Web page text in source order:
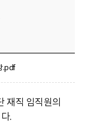
.pdf
재직 임직원의
.​